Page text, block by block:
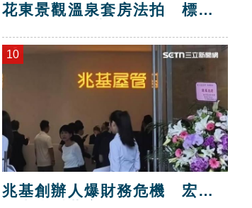
花東景觀溫泉套房法拍 標脫
10
兆基創辦人爆財務危機 宏碁